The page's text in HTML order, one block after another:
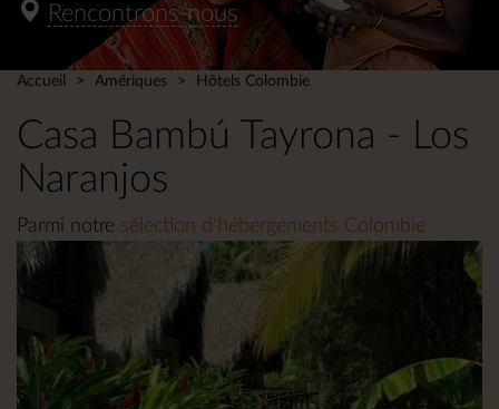
Rencontrons-nous
Accueil Amériques Hôtels Colombie
Casa Bambú Tayrona - Los
Naranjos
Parmi notre sélection d'hébergements Colombie